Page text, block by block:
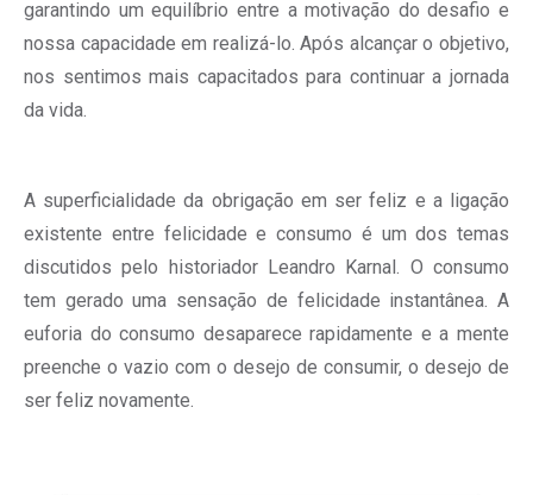
garantindo um equilíbrio entre a motivação do desafio e
nossa capacidade em realizá-lo. Após alcançar o objetivo,
nos sentimos mais capacitados para continuar a jornada
da vida.
A superficialidade da obrigação em ser feliz e a ligação
existente entre felicidade e consumo é um dos temas
discutidos pelo historiador Leandro Karnal. O consumo
tem gerado uma sensação de felicidade instantânea. A
euforia do consumo desaparece rapidamente e a mente
preenche o vazio com o desejo de consumir, o desejo de
ser feliz novamente.